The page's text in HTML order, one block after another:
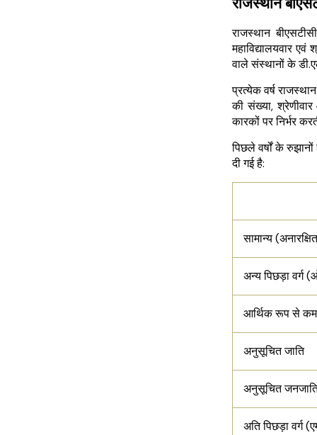
राजस्थान
महाविद्यालयवार
वाले संस्थानों के
प्रत्येक वर्ष
की संख्या,
कारकों पर निर्भर
पिछले वर्षों के
दी गई है:
सामान्य
अन्य पिछड़ा वर्ग
आर्थिक रूप से
अनुसूचित जाति
अनुसूचित
अति पिछड़ा वर्ग